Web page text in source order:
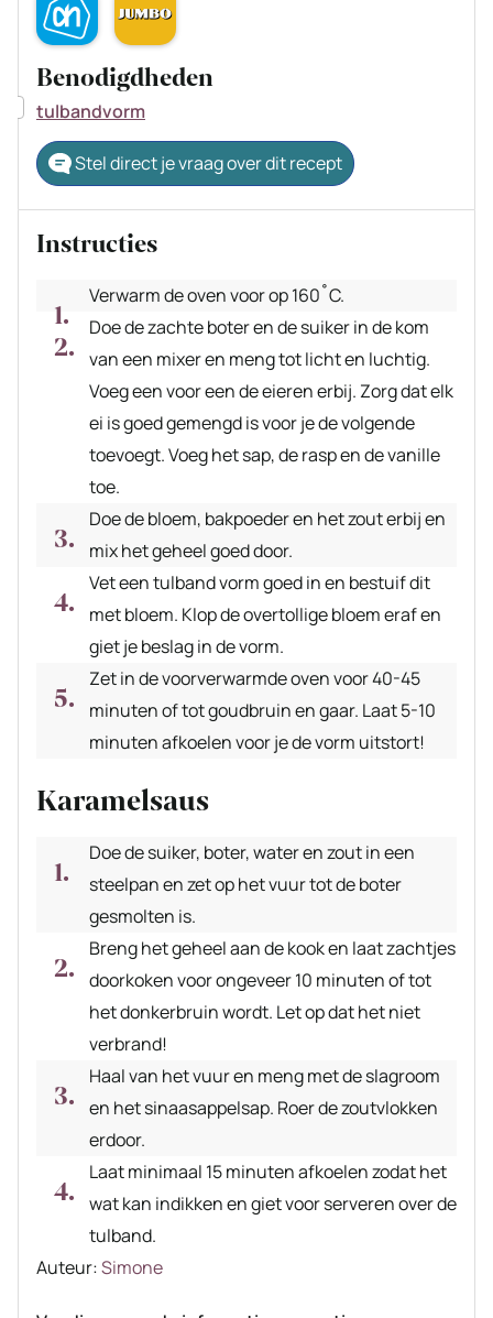
Benodigdheden
▢
tulbandvorm
Stel direct je vraag over dit recept
Instructies
Verwarm de oven voor op 160˚C.
Doe de zachte boter en de suiker in de kom
van een mixer en meng tot licht en luchtig.
Voeg een voor een de eieren erbij. Zorg dat elk
ei is goed gemengd is voor je de volgende
toevoegt. Voeg het sap, de rasp en de vanille
toe.
Doe de bloem, bakpoeder en het zout erbij en
mix het geheel goed door.
Vet een tulband vorm goed in en bestuif dit
met bloem. Klop de overtollige bloem eraf en
giet je beslag in de vorm.
Zet in de voorverwarmde oven voor 40-45
minuten of tot goudbruin en gaar. Laat 5-10
minuten afkoelen voor je de vorm uitstort!
Karamelsaus
Doe de suiker, boter, water en zout in een
steelpan en zet op het vuur tot de boter
gesmolten is.
Breng het geheel aan de kook en laat zachtjes
doorkoken voor ongeveer 10 minuten of tot
het donkerbruin wordt. Let op dat het niet
verbrand!
Haal van het vuur en meng met de slagroom
en het sinaasappelsap. Roer de zoutvlokken
erdoor.
Laat minimaal 15 minuten afkoelen zodat het
wat kan indikken en giet voor serveren over de
tulband.
Auteur
Auteur:Simone